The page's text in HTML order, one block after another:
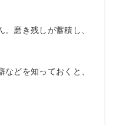
磨き残しが蓄積し、
どを知っておくと、